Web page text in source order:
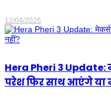
12/04/2026
Hera Pheri 3
परेश फिर साथ आएंगे या